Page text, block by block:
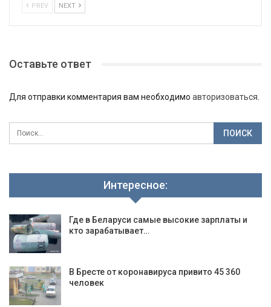
PREV NEXT
Оставьте ответ
Для отправки комментария вам необходимо авторизоваться.
Интересное:
Где в Беларуси самые высокие зарплаты и
кто зарабатывает…
В Бресте от коронавируса привито 45 360
человек